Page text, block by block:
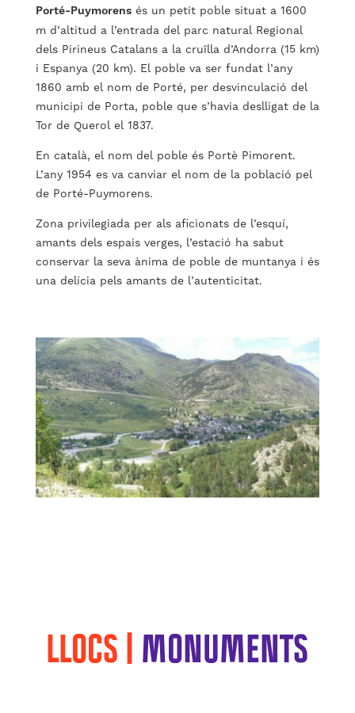
Porté-Puymorensés un petit poble situat a 1600
m d’altitud a l’entrada del parc natural Regional
dels Pirineus Catalans a la cruïlla d’Andorra (15 km)
i Espanya (20 km). El poble va ser fundat l’any
1860 amb el nom de Porté, per desvinculació del
municipi de Porta, poble que s’havia deslligat de la
Tor de Querol el 1837.
En català, el nom del poble és Portè Pimorent.
L’any 1954 es va canviar el nom de la població pel
de Porté-Puymorens.
Zona privilegiada per als aficionats de l’esquí,
amants dels espais verges, l’estació ha sabut
conservar la seva ànima de poble de muntanya i és
una delícia pels amants de l’autenticitat.
LLOCS | MONUMENTS